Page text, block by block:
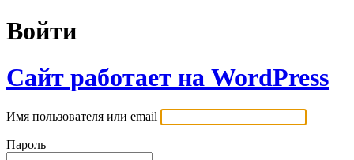
Войти
Сайт работает на WordPress
Имя пользователя или email
Пароль